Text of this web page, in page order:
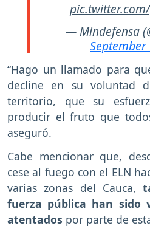
— Mindefensa
“Hago un llamado para
decline en su voluntad
territorio, que su
producir el fruto que
aseguró.
Cabe mencionar que,
cese al fuego con el ELN
varias zonas del Cauca,
fuerza pública han sido
atentados por parte de